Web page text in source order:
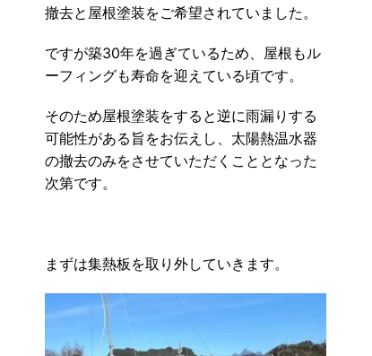
撤去と屋根塗装をご希望されていました。
ですが築30年を過ぎているため、屋根もル
ーフィングも寿命を迎えている頃です。
そのため屋根塗装をすると逆に雨漏りする
可能性がある旨をお伝えし、太陽熱温水器
の撤去のみをさせていただくこととなった
次第です。
まずは集熱板を取り外していきます。